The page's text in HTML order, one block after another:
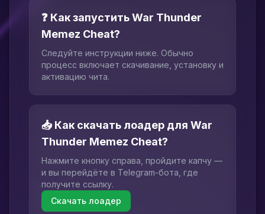
❓ Как запустить War Thunder
Memez Cheat?
Следуйте инструкции ниже. Обычно
процесс включает скачивание, установку и
активацию чита.
📥 Как скачать лоадер для War
Thunder Memez Cheat?
Нажмите кнопку справа, пройдите капчу —
и вы перейдёте в Telegram-бота, где
получите ссылку.
Скачать лоадер